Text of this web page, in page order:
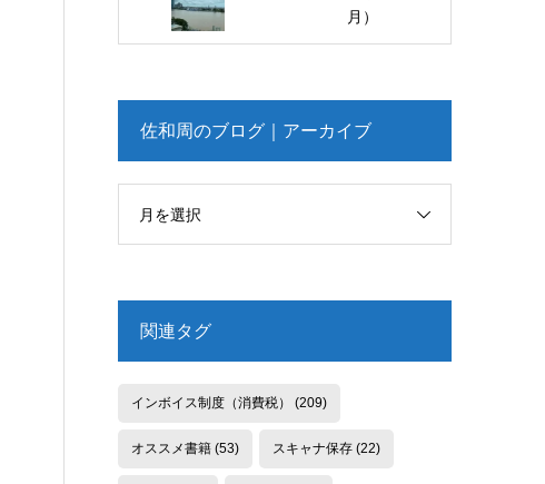
月）
佐和周のブログ｜アーカイブ
月を選択
関連タグ
インボイス制度（消費税） (209)
オススメ書籍(53) スキャナ保存(22)